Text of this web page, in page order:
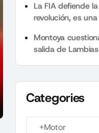
La FIA defiende
revolución, es
Montoya
salida de
Categories
+Motor